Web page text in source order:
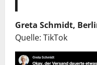
Greta Schmidt,
Quelle: TikTok